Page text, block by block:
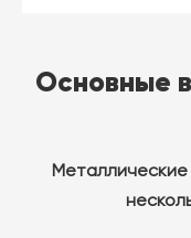
Основные